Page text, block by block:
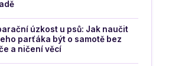
úzkost u psů: Jak naučit
parťáka být o samotě bez
a ničení věcí